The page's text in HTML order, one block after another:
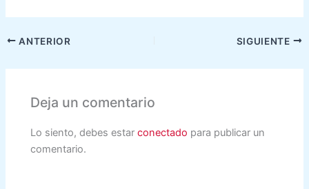
ANTERIOR SIGUIENTE
Deja un comentario
Lo siento, debes estarconectado para publicar un
comentario.